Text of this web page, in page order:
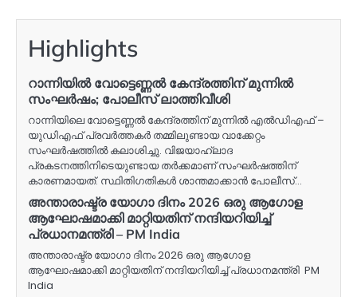
Highlights
റാന്നിയിൽ വോട്ടെണ്ണൽ കേന്ദ്രത്തിന് മുന്നിൽ
സംഘർഷം; പോലീസ് ലാത്തിവീശി
റാന്നിയിലെ വോട്ടെണ്ണൽ കേന്ദ്രത്തിന് മുന്നിൽ എൽഡിഎഫ് –
യുഡിഎഫ് പ്രവർത്തകർ തമ്മിലുണ്ടായ വാക്കേറ്റം
സംഘർഷത്തിൽ കലാശിച്ചു. വിജയാഹ്ലാദ
പ്രകടനത്തിനിടെയുണ്ടായ തർക്കമാണ് സംഘർഷത്തിന്
കാരണമായത്. സ്ഥിതിഗതികൾ ശാന്തമാക്കാൻ പോലീസ്…
അന്താരാഷ്ട്ര യോഗാ ദിനം 2026 ഒരു ആഗോള
ആഘോഷമാക്കി മാറ്റിയതിന് നന്ദിയറിയിച്ച്
പ്രധാനമന്ത്രി – PM India
അന്താരാഷ്ട്ര യോഗാ ദിനം 2026 ഒരു ആഗോള
ആഘോഷമാക്കി മാറ്റിയതിന് നന്ദിയറിയിച്ച് പ്രധാനമന്ത്രി PM
India